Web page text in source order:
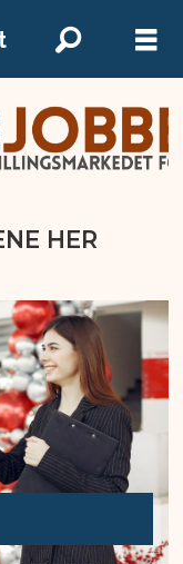
HER